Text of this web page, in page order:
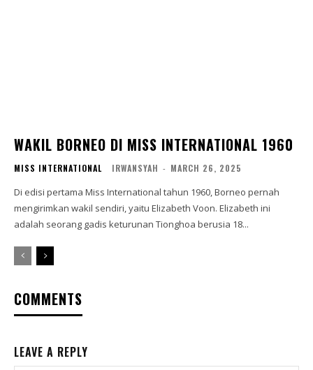
WAKIL BORNEO DI MISS INTERNATIONAL 1960
MISS INTERNATIONAL IRWANSYAH - MARCH 26, 2025
Di edisi pertama Miss International tahun 1960, Borneo pernah
mengirimkan wakil sendiri, yaitu Elizabeth Voon. Elizabeth ini
adalah seorang gadis keturunan Tionghoa berusia 18...
COMMENTS
LEAVE A REPLY